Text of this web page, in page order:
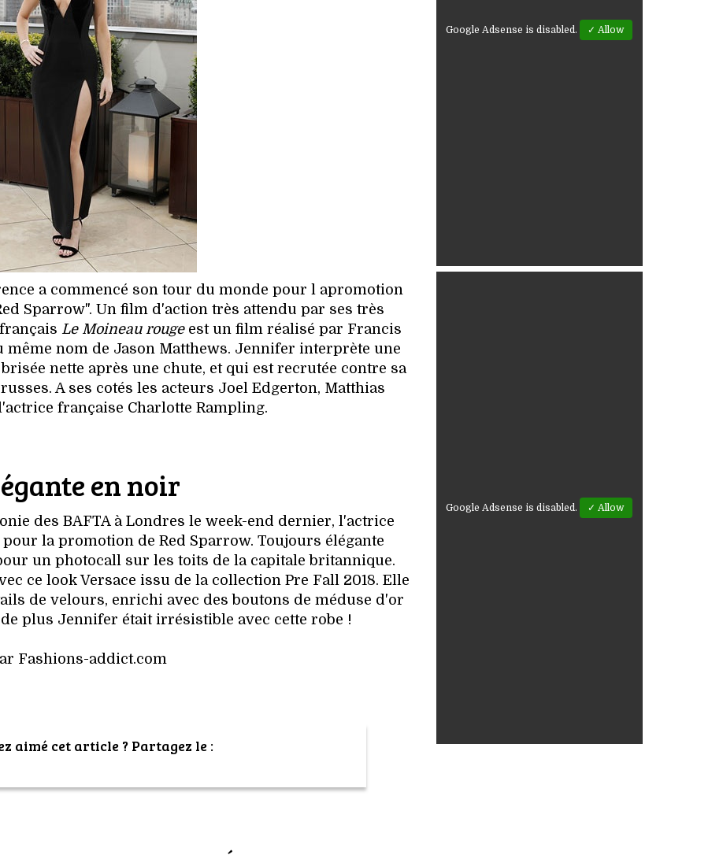
a commencé son tour du monde pour l apromotion
Sparrow". Un film d'action très attendu par ses très
Le Moineau rougeest un film réalisé par Francis
nom de Jason Matthews. Jennifer interprète une
nette après une chute, et qui est recrutée contre sa
A ses cotés les acteurs Joel Edgerton, Matthias
française Charlotte Rampling.
en noir
des BAFTA à Londres le week-end dernier, l'actrice
la promotion de Red Sparrow. Toujours élégante
un photocall sur les toits de la capitale britannique.
ce look Versace issu de la collection Pre Fall 2018. Elle
de velours, enrichi avec des boutons de méduse d'or
plus Jennifer était irrésistible avec cette robe !
Fashions-addict.com
aimé cet article ? Partagez le :
Google Adsense is disabled. ✓ Allow
Google Adsense is disabled. ✓ Allow